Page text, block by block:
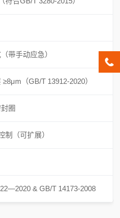
带手动应急）
（GB/T 13912-2020）
圈
制（可扩展）
& GB/T 14173-2008